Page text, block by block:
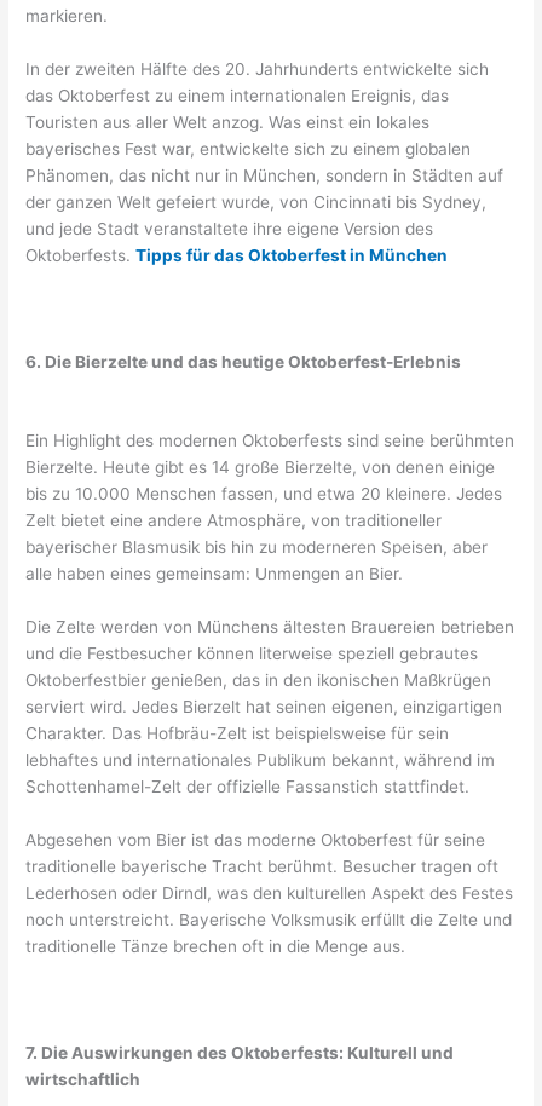
markieren.
In der zweiten Hälfte des 20. Jahrhunderts entwickelte sich
das Oktoberfest zu einem internationalen Ereignis, das
Touristen aus aller Welt anzog. Was einst ein lokales
bayerisches Fest war, entwickelte sich zu einem globalen
Phänomen, das nicht nur in München, sondern in Städten auf
der ganzen Welt gefeiert wurde, von Cincinnati bis Sydney,
und jede Stadt veranstaltete ihre eigene Version des
Oktoberfests.Tipps für das Oktoberfest in München
6. Die Bierzelte und das heutige Oktoberfest-Erlebnis
Ein Highlight des modernen Oktoberfests sind seine berühmten
Bierzelte. Heute gibt es 14 große Bierzelte, von denen einige
bis zu 10.000 Menschen fassen, und etwa 20 kleinere. Jedes
Zelt bietet eine andere Atmosphäre, von traditioneller
bayerischer Blasmusik bis hin zu moderneren Speisen, aber
alle haben eines gemeinsam: Unmengen an Bier.
Die Zelte werden von Münchens ältesten Brauereien betrieben
und die Festbesucher können literweise speziell gebrautes
Oktoberfestbier genießen, das in den ikonischen Maßkrügen
serviert wird. Jedes Bierzelt hat seinen eigenen, einzigartigen
Charakter. Das Hofbräu-Zelt ist beispielsweise für sein
lebhaftes und internationales Publikum bekannt, während im
Schottenhamel-Zelt der offizielle Fassanstich stattfindet.
Abgesehen vom Bier ist das moderne Oktoberfest für seine
traditionelle bayerische Tracht berühmt. Besucher tragen oft
Lederhosen oder Dirndl, was den kulturellen Aspekt des Festes
noch unterstreicht. Bayerische Volksmusik erfüllt die Zelte und
traditionelle Tänze brechen oft in die Menge aus.
7. Die Auswirkungen des Oktoberfests: Kulturell und
wirtschaftlich